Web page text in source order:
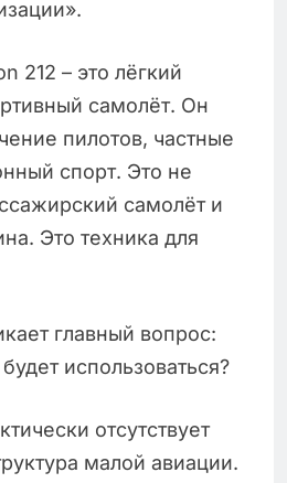
212 – это лёгкий
самолёт. Он
пилотов, частные
спорт. Это не
самолёт и
Это техника для
главный вопрос:
использоваться?
отсутствует
малой авиации.